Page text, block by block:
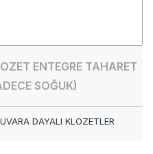
ENTEGRE TAHARET
SOĞUK)
DAYALI KLOZETLER